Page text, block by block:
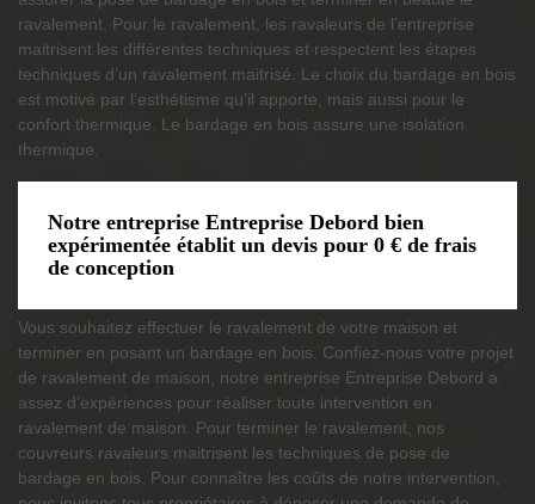
ravalement. Pour le ravalement, les ravaleurs de l’entreprise
maitrisent les différentes techniques et respectent les étapes
techniques d’un ravalement maitrisé. Le choix du bardage en bois
est motivé par l’esthétisme qu’il apporte, mais aussi pour le
confort thermique. Le bardage en bois assure une isolation
thermique.
Notre entreprise Entreprise Debord bien
expérimentée établit un devis pour 0 € de frais
de conception
Vous souhaitez effectuer le ravalement de votre maison et
terminer en posant un bardage en bois. Confiez-nous votre projet
de ravalement de maison, notre entreprise Entreprise Debord a
assez d’expériences pour réaliser toute intervention en
ravalement de maison. Pour terminer le ravalement, nos
couvreurs ravaleurs maitrisent les techniques de pose de
bardage en bois. Pour connaître les coûts de notre intervention,